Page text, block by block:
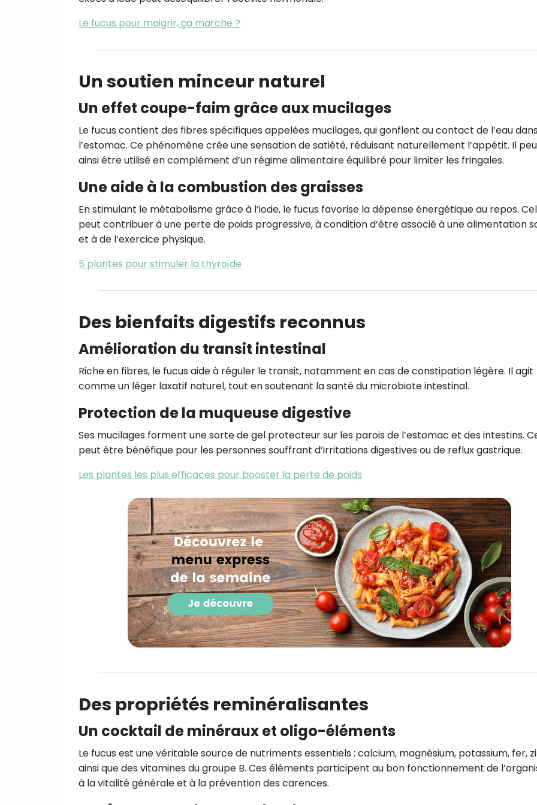
Le fucus pour maigrir, ça marche ?
Un soutien minceur naturel
Un effet coupe-faim grâce aux mucilages
Le fucus contient des fibres spécifiques appelées mucilages, qui gonflent au contact de l’eau
l’estomac. Ce phénomène crée une sensation de satiété, réduisant naturellement l’appétit. Il
ainsi être utilisé en complément d’un régime alimentaire équilibré pour limiter les fringales.
Une aide à la combustion des graisses
En stimulant le métabolisme grâce à l’iode, le fucus favorise la dépense énergétique au repos.
peut contribuer à une perte de poids progressive, à condition d’être associé à une alimentation
et à de l’exercice physique.
5 plantes pour stimuler la thyroïde
Des bienfaits digestifs reconnus
Amélioration du transit intestinal
Riche en fibres, le fucus aide à réguler le transit, notamment en cas de constipation légère. Il agit
comme un léger laxatif naturel, tout en soutenant la santé du microbiote intestinal.
Protection de la muqueuse digestive
Ses mucilages forment une sorte de gel protecteur sur les parois de l’estomac et des intestins.
peut être bénéfique pour les personnes souffrant d’irritations digestives ou de reflux gastrique.
Les plantes les plus efficaces pour booster la perte de poids
Des propriétés reminéralisantes
Un cocktail de minéraux et oligo-éléments
Le fucus est une véritable source de nutriments essentiels : calcium, magnésium, potassium, fer,
ainsi que des vitamines du groupe B. Ces éléments participent au bon fonctionnement de
à la vitalité générale et à la prévention des carences.